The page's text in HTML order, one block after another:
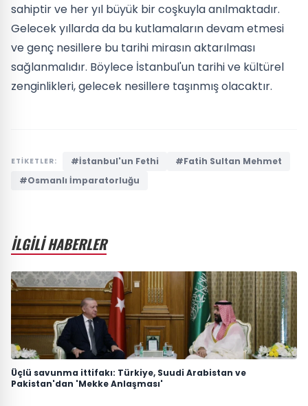
sahiptir ve her yıl büyük bir coşkuyla anılmaktadır.
Gelecek yıllarda da bu kutlamaların devam etmesi
ve genç nesillere bu tarihi mirasın aktarılması
sağlanmalıdır. Böylece İstanbul'un tarihi ve kültürel
zenginlikleri, gelecek nesillere taşınmış olacaktır.
ETİKETLER: #İstanbul'un Fethi
#Fatih Sultan Mehmet
#Osmanlı İmparatorluğu
İLGİLİ HABERLER
Üçlü savunma ittifakı: Türkiye, Suudi Arabistan ve
Pakistan'dan 'Mekke Anlaşması'